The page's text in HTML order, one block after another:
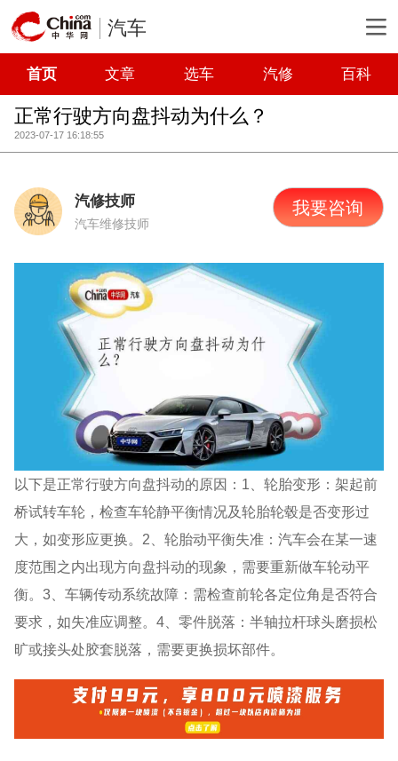
汽车
首页 文章 选车 汽修 百科
正常行驶方向盘抖动为什么？
2023-07-17 16:18:55
汽修技师
汽车维修技师
我要咨询
以下是正常行驶方向盘抖动的原因：1、轮胎变形：架起前
桥试转车轮，检查车轮静平衡情况及轮胎轮毂是否变形过
大，如变形应更换。2、轮胎动平衡失准：汽车会在某一速
度范围之内出现方向盘抖动的现象，需要重新做车轮动平
衡。3、车辆传动系统故障：需检查前轮各定位角是否符合
要求，如失准应调整。4、零件脱落：半轴拉杆球头磨损松
旷或接头处胶套脱落，需要更换损坏部件。